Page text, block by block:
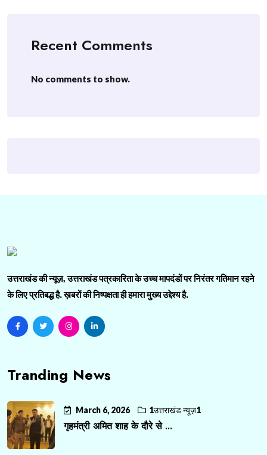
Recent Comments
No comments to show.
उत्तराखंड की न्यूज़, उत्तराखंड पत्रकारिता के उच्च मापदंडों पर निरंतर गतिमान रहने
के लिए प्रतिबद्ध है. ख़बरों की निष्पक्षता ही हमारा मुख्य उद्देश्य है.
Tranding News
March 6, 2026 1उत्तराखंड न्यूज़1
गृहमंत्री अमित शाह के दौरे से ...